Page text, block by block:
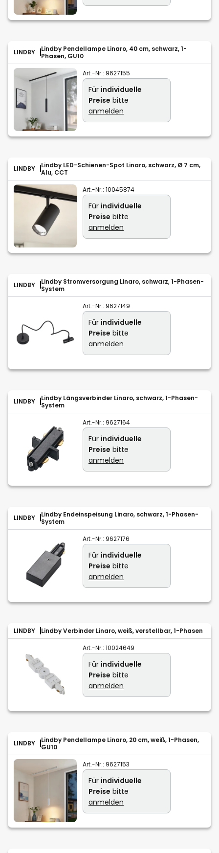
LINDBY
Lindby Pendellampe Linaro, 40 cm, schwarz, 1-
Phasen, GU10
Art.-Nr.: 9627155
Für individuelle
Preise bitte
anmelden
LINDBY
Lindby LED-Schienen-Spot Linaro, schwarz, Ø 7 cm,
Alu, CCT
Art.-Nr.: 10045874
Für individuelle
Preise bitte
anmelden
LINDBY
Lindby Stromversorgung Linaro, schwarz, 1-Phasen-
System
Art.-Nr.: 9627149
Für individuelle
Preise bitte
anmelden
LINDBY
Lindby Längsverbinder Linaro, schwarz, 1-Phasen-
System
Art.-Nr.: 9627164
Für individuelle
Preise bitte
anmelden
LINDBY
Lindby Endeinspeisung Linaro, schwarz, 1-Phasen-
System
Art.-Nr.: 9627176
Für individuelle
Preise bitte
anmelden
LINDBY Lindby Verbinder Linaro, weiß, verstellbar, 1-Phasen
Art.-Nr.: 10024649
Für individuelle
Preise bitte
anmelden
LINDBY
Lindby Pendellampe Linaro, 20 cm, weiß, 1-Phasen,
GU10
Art.-Nr.: 9627153
Für individuelle
Preise bitte
anmelden